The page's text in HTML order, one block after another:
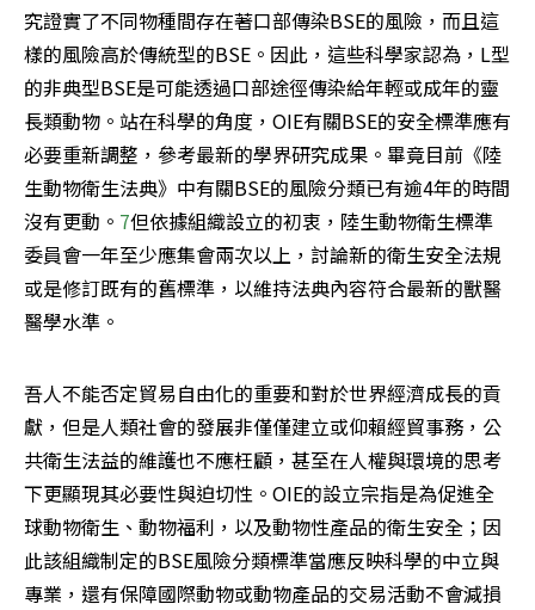
究證實了不同物種間存在著口部傳染BSE的風險，而且這
樣的風險高於傳統型的BSE。因此，這些科學家認為，L型
的非典型BSE是可能透過口部途徑傳染給年輕或成年的靈
長類動物。站在科學的角度，OIE有關BSE的安全標準應有
必要重新調整，參考最新的學界研究成果。畢竟目前《陸
生動物衛生法典》中有關BSE的風險分類已有逾4年的時間
沒有更動。 7但依據組織設立的初衷，陸生動物衛生標準
委員會一年至少應集會兩次以上，討論新的衛生安全法規
或是修訂既有的舊標準，以維持法典內容符合最新的獸醫
醫學水準。
吾人不能否定貿易自由化的重要和對於世界經濟成長的貢
獻，但是人類社會的發展非僅僅建立或仰賴經貿事務，公
共衛生法益的維護也不應枉顧，甚至在人權與環境的思考
下更顯現其必要性與迫切性。OIE的設立宗指是為促進全
球動物衛生、動物福利，以及動物性產品的衛生安全；因
此該組織制定的BSE風險分類標準當應反映科學的中立與
專業，還有保障國際動物或動物產品的交易活動不會減損